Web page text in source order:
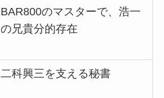
BAR800のマスターで、浩一
の兄貴分的存在
二科興三を支える秘書